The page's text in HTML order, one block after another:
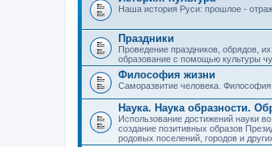
Наша история Руси: прошлое -
Праздники
Проведение праздников, обрядов,
образование с помощью культуры
Философия жизни
Саморазвитие человека. Философия
Наука. Наука образности.
Использование достижений науки
создание позитивных образов
родовых поселений, городов и